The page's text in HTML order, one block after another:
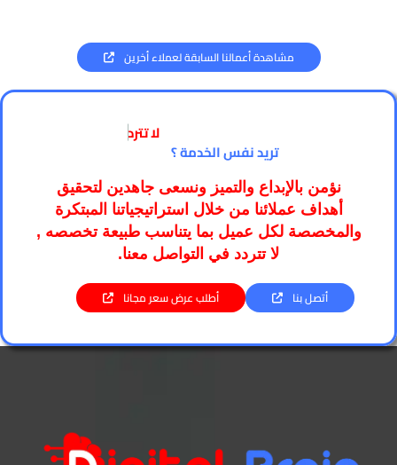
مشاهدة أعمالنا السابقة لعملاء أخرين
تريد نفس الخدمة ؟
لا تترد
نؤمن بالإبداع والتميز ونسعى جاهدين لتحقيق
أهداف عملائنا من خلال استراتيجياتنا المبتكرة
والمخصصة لكل عميل بما يتناسب طبيعة تخصصه ,
لا تتردد في التواصل معنا.
أطلب عرض سعر مجانا أتصل بنا